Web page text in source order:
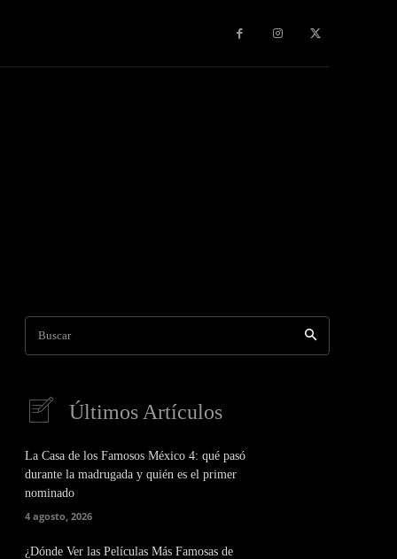
Publicidad More
Buscar
Últimos Artículos
La Casa de los Famosos México 4: qué pasó
durante la madrugada y quién es el primer
nominado
4 agosto, 2026
¿Dónde Ver las Películas Más Famosas de